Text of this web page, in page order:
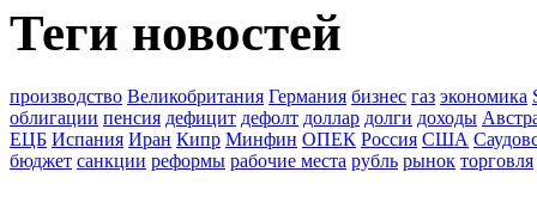
Теги новостей
производство Великобритания Германия бизнес газ экономика
облигации пенсия дефицит дефолт доллар долги доходы
ЕЦБ Испания Иран Кипр Минфин ОПЕК Россия США
бюджет санкции реформы рабочие места рубль рынок торговля